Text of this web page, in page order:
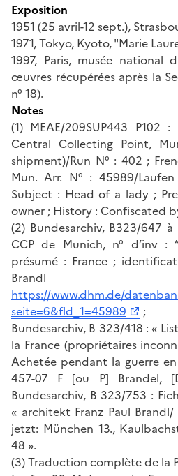
Exposition
1951 (25 avril-12 sept.),
1971, Tokyo, Kyoto, "Marie
1997, Paris, musée national
œuvres récupérées après la
n° 18).
Notes
(1) MEAE/209SUP443
Central Collecting Point,
shipment)/Run N° : 402 ;
Mun. Arr. N° : 45989/
Subject : Head of a lady ;
owner ; History : Confiscated
(2) Bundesarchiv, B323/647
CCP de Munich, n° d’inv :
présumé : France ;
Brandl
https://www.dhm.de/
seite=6&fld_1=45989
;
Bundesarchiv, B 323/418 : «
la France (propriétaires
Achetée pendant la guerre
457-07 F [ou P] Brandel,
Bundesarchiv, B 323/753 :
« architekt Franz Paul
jetzt: München 13.,
48 ».
(3) Traduction complète de la